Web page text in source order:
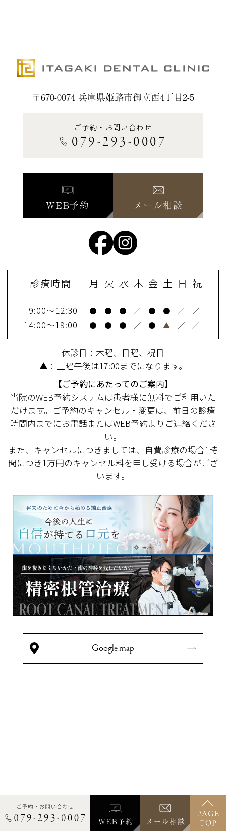
〒670-0074 兵庫県姫路市御立西4丁目2-5
ご予約・お問い合わせ
079-293-0007
WEB予約 メール相談
診療時間 月 火 水 木 金 土 日 祝
9:00～12:30 ● ● ● ／ ● ● ／ ／
14:00～19:00 ● ● ● ／ ● ▲ ／ ／
休診日：木曜、日曜、祝日
▲：土曜午後は17:00までになります。
【ご予約にあたってのご案内】
当院のWEB予約システムは患者様に無料でご利用いた
だけます。ご予約のキャンセル・変更は、前日の診療
時間内までにお電話またはWEB予約よりご連絡くださ
い。
また、キャンセルにつきましては、自費診療の場合1時
間につき1万円のキャンセル料を申し受ける場合がござ
います。
Google map